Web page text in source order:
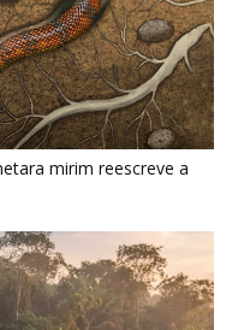
as margens dos rios
amazônica